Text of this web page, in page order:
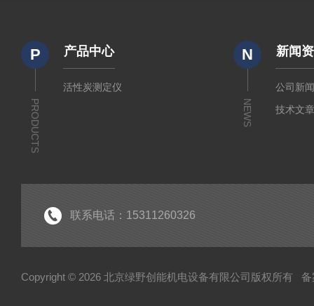
P
PRODUCTS
产品中心
活性炭测定仪
N
NEWS
新闻
公司新
技术文
联系电话：15311260326
Copyright © 2026 北京绿野创能机电设备有限公司版权所有 备